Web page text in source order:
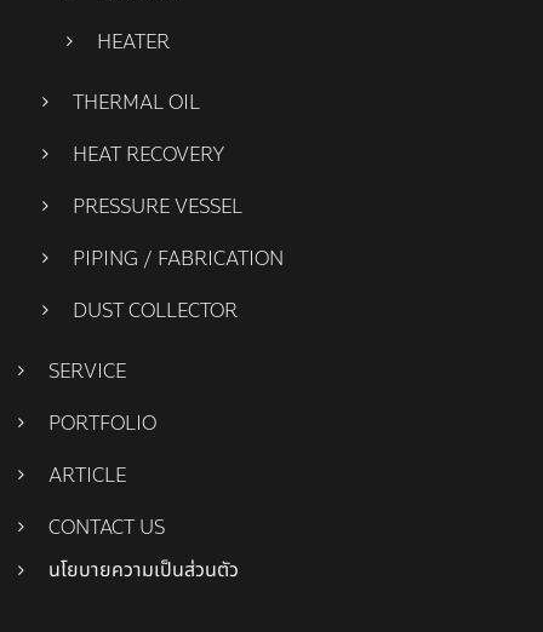
HEATER
THERMAL OIL
HEAT RECOVERY
PRESSURE VESSEL
PIPING / FABRICATION
DUST COLLECTOR
SERVICE
PORTFOLIO
ARTICLE
CONTACT US
นโยบายความเป็นส่วนตัว